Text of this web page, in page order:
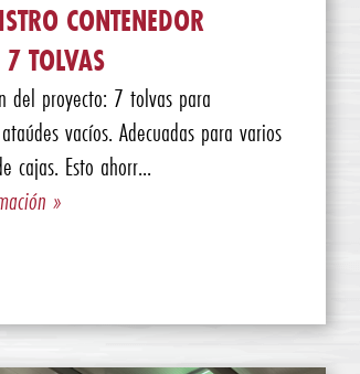
CONTENEDOR
TOLVAS
del proyecto: 7 tolvas para
vacíos. Adecuadas para varios
cajas. Esto ahorr...
»